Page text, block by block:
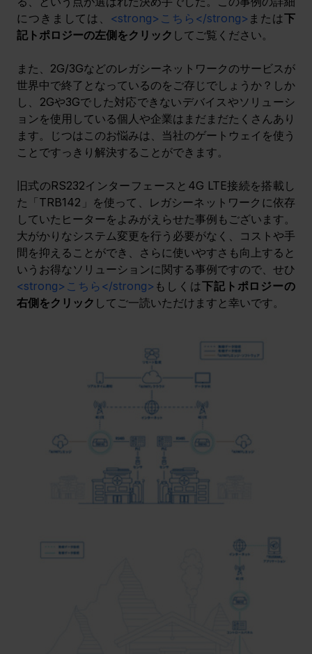
につきましては、 <strong>こちら</strong> または下
記トポロジーの左側をクリック してご覧ください。
また、2G/3Gなどのレガシーネットワークのサービスが
世界中で終了となっているのをご存じでしょうか？しか
し、2Gや3Gでした対応できないデバイスやソリューシ
ョンを使用している個人や企業はまだまだたくさんあり
ます。じつはこのお悩みは、当社のゲートウェイを使う
ことですっきり解決することができます。
旧式のRS232インターフェースと4G LTE接続を搭載し
た「TRB142」を使って、レガシーネットワークに依存
していたヒーターをよみがえらせた事例もございます。
大がかりなシステム変更を行う必要がなく、コストや手
間を抑えることができ、さらに使いやすさも向上すると
いうお得なソリューションに関する事例ですので、せひ
<strong>こちら</strong> もしくは下記トポロジーの
右側をクリック してご一読いただけますと幸いです。